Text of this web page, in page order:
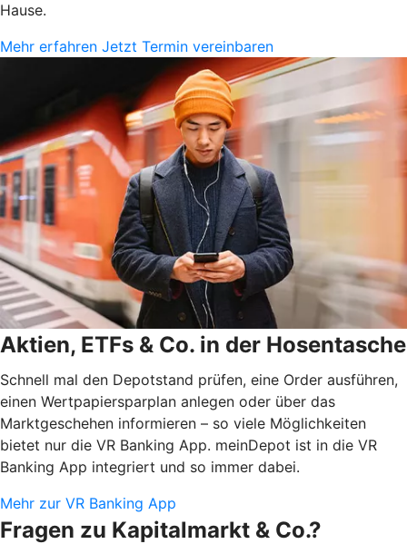
Hause.
Mehr erfahren Jetzt Termin vereinbaren
Aktien, ETFs & Co. in der Hosentasche
Schnell mal den Depotstand prüfen, eine Order ausführen,
einen Wertpapiersparplan anlegen oder über das
Marktgeschehen informieren – so viele Möglichkeiten
bietet nur die VR Banking App. meinDepot ist in die VR
Banking App integriert und so immer dabei.
Mehr zur VR Banking App
Fragen zu Kapitalmarkt & Co.?